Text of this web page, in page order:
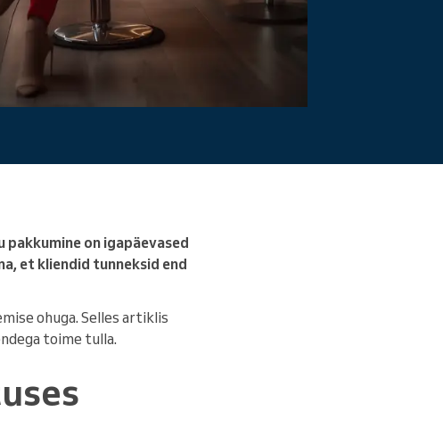
on igapäevased
et kliendid tunneksid end
ohuga. Selles artiklis
toime tulla.